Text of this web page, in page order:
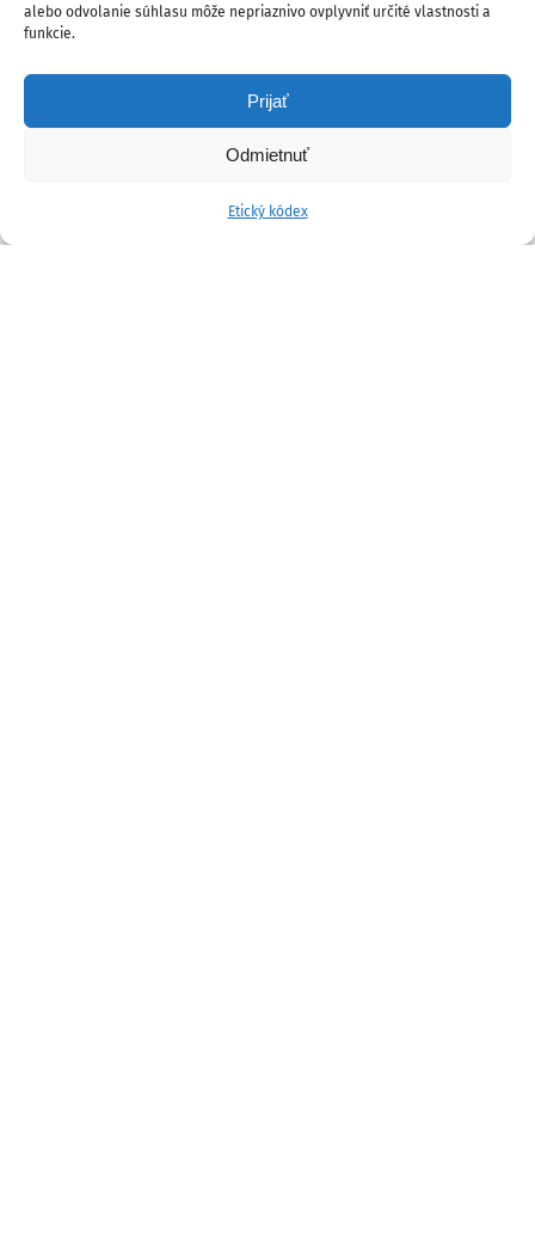
alebo odvolanie súhlasu môže nepriaznivo ovplyvniť určité vlastnosti a
funkcie.
Prijať
Odmietnuť
Etický kódex